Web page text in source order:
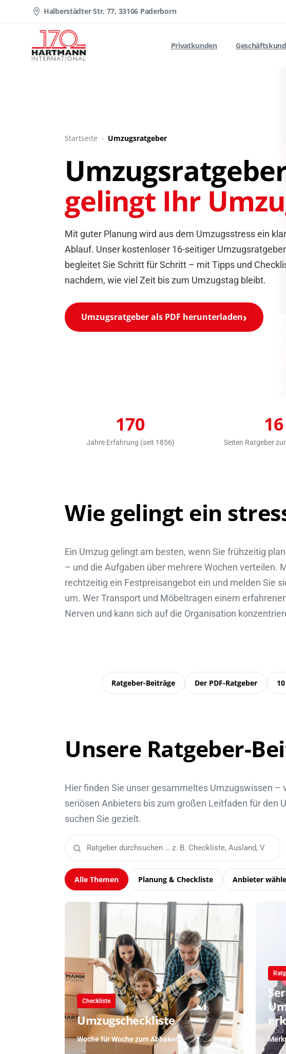
Halberstädter Str. 77, 33106 Paderborn
Privatkunden
Startseite › Umzugsratgeber
gelingt Ihr
Mit guter Planung wird aus dem Umzugsstress ein
Ablauf. Unser kostenloser 16-seitiger
begleitet Sie Schritt für Schritt – mit Tipps und
nachdem, wie viel Zeit bis zum Umzugstag bleibt.
Umzugsratgeber als PDF herunterladen
170
Jahre Erfahrung (seit 1856)
16
Seiten Ratgeber
Wie gelingt ein
Ein Umzug gelingt am besten, wenn Sie frühzeitig
– und die Aufgaben über mehrere Wochen verteilen.
rechtzeitig ein Festpreisangebot ein und melden Sie
um. Wer Transport und Möbeltragen einem
Nerven und kann sich auf die Organisation
Ratgeber-Beiträge Der PDF-Ratgeber
Unsere Ratgeber-
Hier finden Sie unser gesammeltes Umzugswissen –
seriösen Anbieters bis zum großen Leitfaden für den
suchen Sie gezielt.
Alle Themen Planung & Checkliste Anbieter
Checkliste
Umzugscheckliste
Woche für Woche zum Abhaken ›